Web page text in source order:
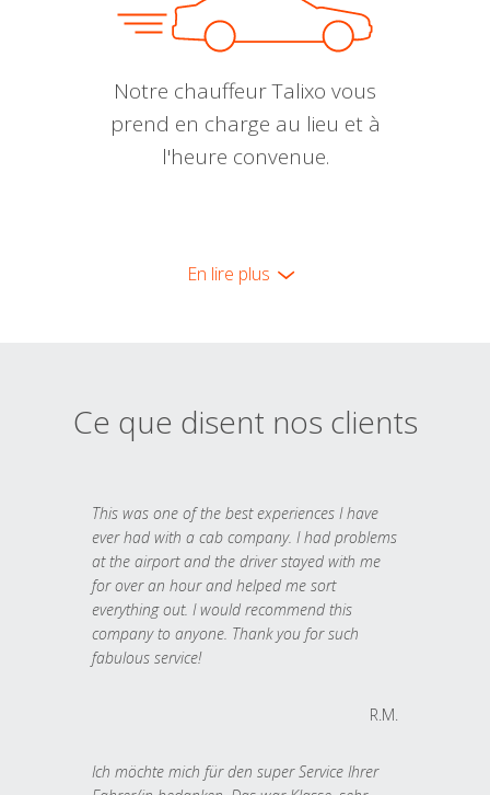
Notre chauffeur Talixo vous
prend en charge au lieu et à
l'heure convenue.
En lire plus
Ce que disent nos clients
This was one of the best experiences I have
ever had with a cab company. I had problems
at the airport and the driver stayed with me
for over an hour and helped me sort
everything out. I would recommend this
company to anyone. Thank you for such
fabulous service!
R.M.
Ich möchte mich für den super Service Ihrer